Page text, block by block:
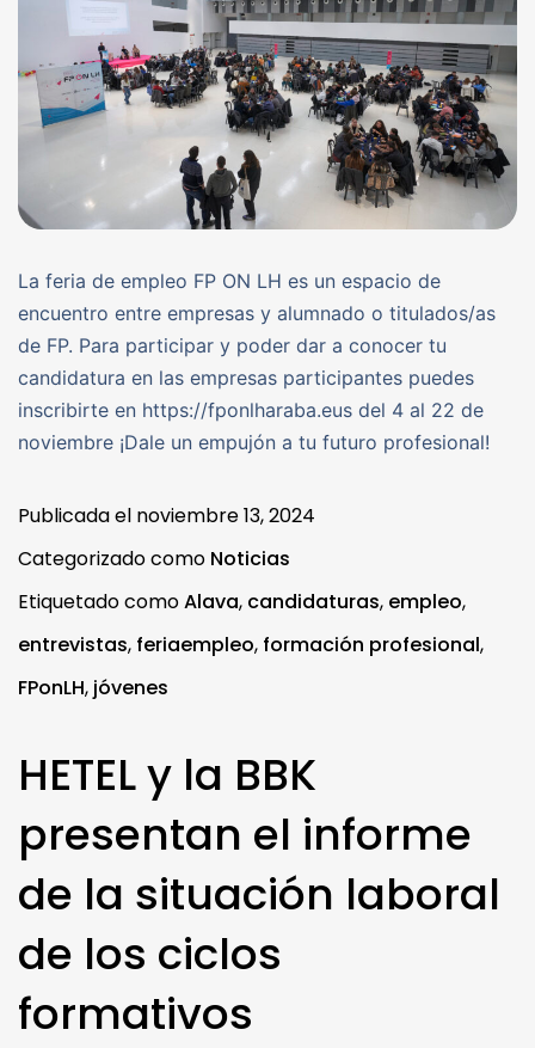
La feria de empleo FP ON LH es un espacio de
encuentro entre empresas y alumnado o titulados/as
de FP. Para participar y poder dar a conocer tu
candidatura en las empresas participantes puedes
inscribirte en https://fponlharaba.eus del 4 al 22 de
noviembre ¡Dale un empujón a tu futuro profesional!
Publicada el noviembre 13, 2024
Categorizado como Noticias
Etiquetado comoAlava, candidaturas, empleo,
entrevistas, feriaempleo, formación profesional,
FPonLH, jóvenes
HETEL y la BBK
presentan el informe
de la situación laboral
de los ciclos
formativos